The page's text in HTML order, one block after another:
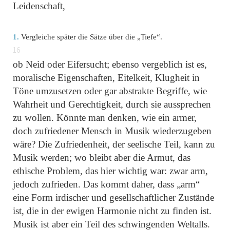
Leidenschaft,
1. Vergleiche später die Sätze über die „Tiefe“.
16
ob Neid oder Eifersucht; ebenso vergeblich ist es,
moralische Eigenschaften, Eitelkeit, Klugheit in
Töne umzusetzen oder gar abstrakte Begriffe, wie
Wahrheit und Gerechtigkeit, durch sie aussprechen
zu wollen. Könnte man denken, wie ein armer,
doch zufriedener Mensch in Musik wiederzugeben
wäre? Die Zufriedenheit, der seelische Teil, kann zu
Musik werden; wo bleibt aber die Armut, das
ethische Problem, das hier wichtig war: zwar arm,
jedoch zufrieden. Das kommt daher, dass „arm“
eine Form irdischer und gesellschaftlicher Zustände
ist, die in der ewigen Harmonie nicht zu finden ist.
Musik ist aber ein Teil des schwingenden Weltalls.